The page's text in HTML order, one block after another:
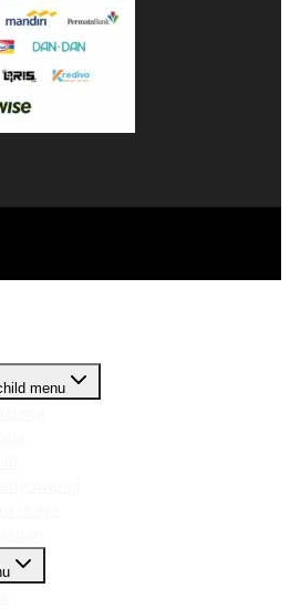
menu